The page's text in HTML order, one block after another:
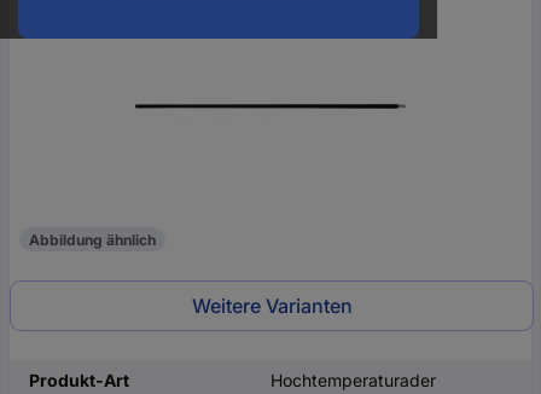
Abbildung ähnlich
Weitere Varianten
Produkt-Art
Hochtemperaturader